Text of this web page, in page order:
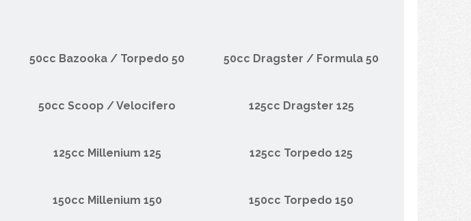
50cc Bazooka / Torpedo 50 50cc Dragster / Formula 50
50cc Scoop / Velocifero 125cc Dragster 125
125cc Millenium 125 125cc Torpedo 125
150cc Millenium 150 150cc Torpedo 150